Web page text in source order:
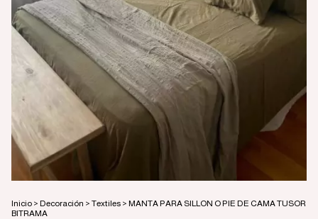
Inicio > Decoración > Textiles > MANTA PARA SILLON O PIE DE CAMA TUSOR
BITRAMA